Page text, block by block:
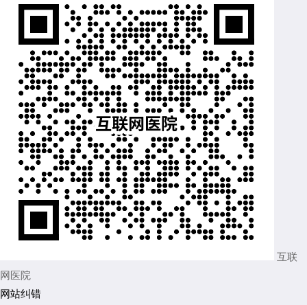
互联
网医院
网站纠错